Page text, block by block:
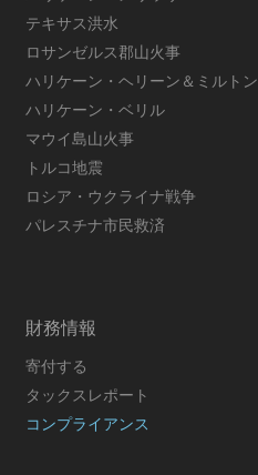
テキサス洪水
ロサンゼルス郡山火事
ハリケーン・ヘリーン＆ミルトン
ハリケーン・ベリル
マウイ島山火事
トルコ地震
ロシア・ウクライナ戦争
パレスチナ市民救済
財務情報
寄付する
タックスレポート
コンプライアンス